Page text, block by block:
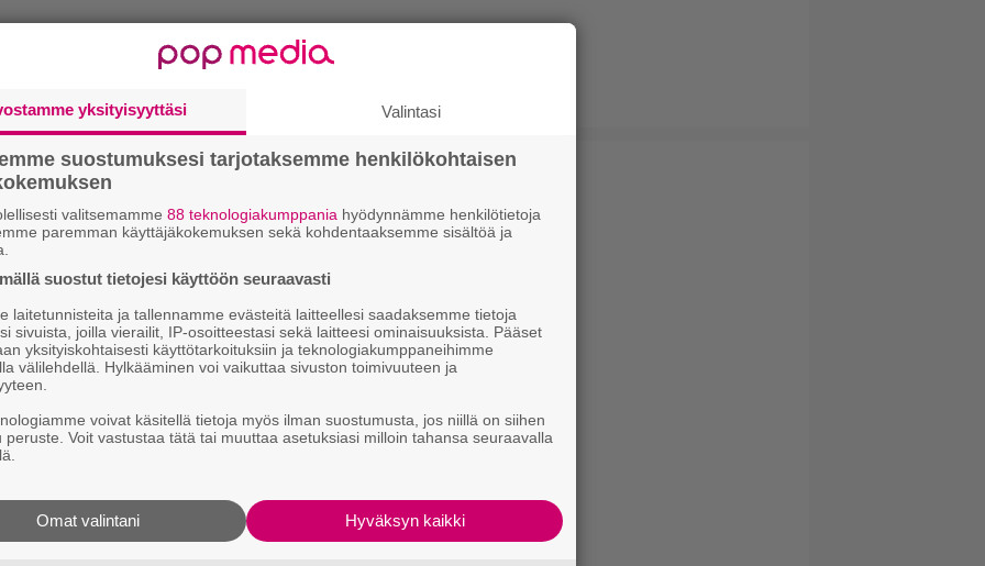
kertaa satuja yhtyeistä
Drive. KolumnisivullaKimi-setä tarinoi
Clubissa kokkaileeInferia -yhtyeen
yksityisyyttäsi Valintasi
suostumuksesi tarjotaksemme henkilökohtaisen
valitsemamme 88 teknologiakumppania hyödynnämme henkilötietoja
paremman käyttäjäkokemuksen sekä kohdentaaksemme sisältöä ja
suostut tietojesi käyttöön seuraavasti
laitetunnisteita ja tallennamme evästeitä laitteellesi saadaksemme tietoja
sivuista, joilla vierailit, IP-osoitteestasi sekä laitteesi ominaisuuksista. Pääset
yksityiskohtaisesti käyttötarkoituksiin ja teknologiakumppaneihimme
välilehdellä. Hylkääminen voi vaikuttaa sivuston toimivuuteen ja
voivat käsitellä tietoja myös ilman suostumusta, jos niillä on siihen
peruste. Voit vastustaa tätä tai muuttaa asetuksiasi milloin tahansa seuraavalla
Hyväksyn kaikki
Omat valintani